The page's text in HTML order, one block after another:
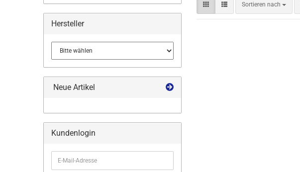
Sortieren nach
Sortieren nach
Hersteller
Neue Artikel
Kundenlogin
E-
Mail-